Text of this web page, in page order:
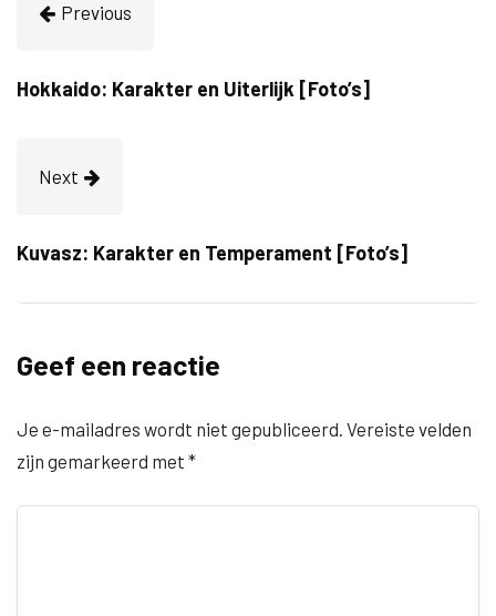
Previous
Hokkaido: Karakter en Uiterlijk [Foto’s]
Next
Kuvasz: Karakter en Temperament [Foto’s]
Geef een reactie
Je e-mailadres wordt niet gepubliceerd. Vereiste velden
zijn gemarkeerd met *